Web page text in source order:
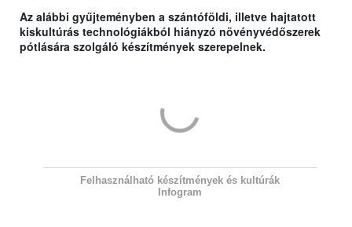
Az alábbi gyűjteményben a szántóföldi, illetve hajtatott
kiskultúrás technológiákból hiányzó növényvédőszerek
pótlására szolgáló készítmények szerepelnek.
Felhasználható készítmények és kultúrák
Infogram